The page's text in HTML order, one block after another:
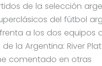
de la selección
del fútbol
a los dos equipos
la Argentina: River
comentado en otras